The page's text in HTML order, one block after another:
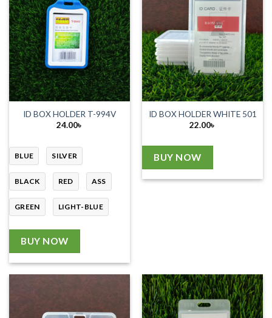
ID BOX HOLDER T-994V
24.00৳
BLUE SILVER
BLACK RED ASS
GREEN LIGHT-BLUE
BUY NOW
ID BOX HOLDER WHITE 501
22.00৳
BUY NOW